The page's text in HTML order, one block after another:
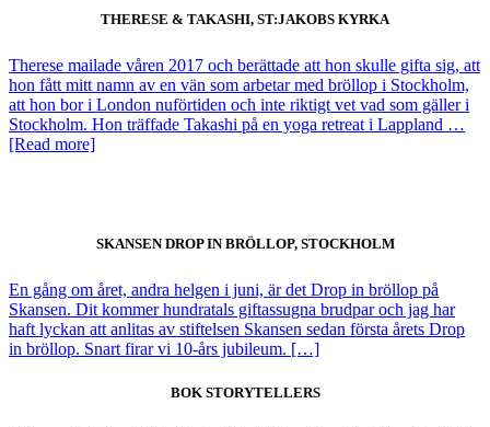
THERESE & TAKASHI, ST:JAKOBS KYRKA
Therese mailade våren 2017 och berättade att hon skulle gifta sig, att
hon fått mitt namn av en vän som arbetar med bröllop i Stockholm,
att hon bor i London nuförtiden och inte riktigt vet vad som gäller i
Stockholm. Hon träffade Takashi på en yoga retreat i Lappland …
[Read more]
SKANSEN DROP IN BRÖLLOP, STOCKHOLM
En gång om året, andra helgen i juni, är det Drop in bröllop på
Skansen. Dit kommer hundratals giftassugna brudpar och jag har
haft lyckan att anlitas av stiftelsen Skansen sedan första årets Drop
in bröllop. Snart firar vi 10-års jubileum. […]
BOK STORYTELLERS